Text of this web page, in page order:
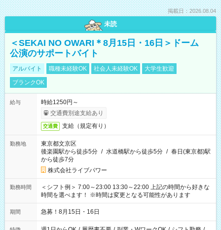
掲載日：2026.08.04
未読
＜SEKAI NO OWARI＊8月15日・16日＞ドーム
公演のサポートバイト
アルバイト 職種未経験OK 社会人未経験OK
大学生歓迎
ブランクOK
給与
時給1250円～
交通費別途支給あり
交通費 支給（規定有り）
勤務地
東京都文京区
後楽園駅から徒歩5分 / 水道橋駅から徒歩5分 / 春日(東京都)駅
から徒歩7分
株式会社ライブパワー
勤務時間
＜シフト例＞ 7:00～23:00 13:30～22:00 上記の時間から好きな
時間を選べます！ ※時間は変更となる可能性があります
期間 急募！8月15日・16日